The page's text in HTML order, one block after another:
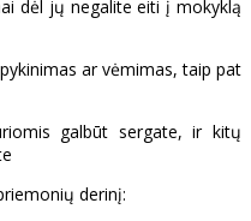
dėl jų negalite eiti į mokyklą
ar vėmimas, taip pat
galbūt sergate, ir kitų
derinį: